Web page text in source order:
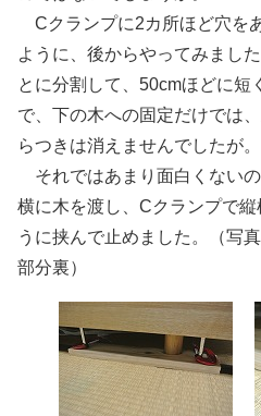
Cクランプに2カ所ほど穴を
ように、後からやってみまし
とに分割して、50cmほどに短
で、下の木への固定だけでは
らつきは消えませんでしたが。
それではあまり面白くないの
横に木を渡し、Cクランプで
うに挟んで止めました。（写
部分裏）